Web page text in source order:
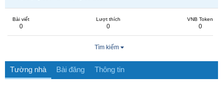
Bài viết
0
Lượt thích
0
VNB Token
0
Tìm kiếm
Tường nhà Bài đăng Thông tin